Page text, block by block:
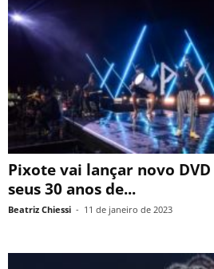
Pixote vai lançar novo
seus 30 anos de...
Beatriz Chiessi - 11 de janeiro de 2023